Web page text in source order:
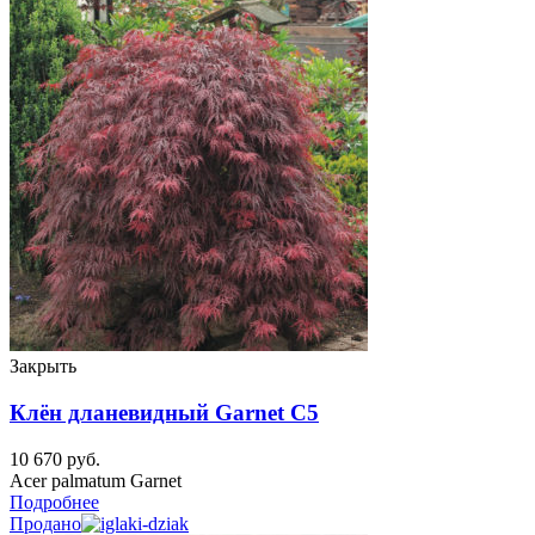
Закрыть
Клён дланевидный Garnet C5
10 670 руб.
Acer palmatum Garnet
Подробнее
Продано